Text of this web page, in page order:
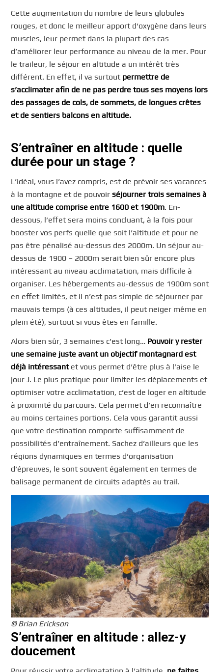
Cette augmentation du nombre de leurs globules
rouges, et donc le meilleur apport d’oxygène dans leurs
muscles, leur permet dans la plupart des cas
d’améliorer leur performance au niveau de la mer. Pour
le traileur, le séjour en altitude a un intérêt très
différent. En effet, il va surtout permettre de
s’acclimater afin de ne pas perdre tous ses moyens lors
des passages de cols, de sommets, de longues crêtes
et de sentiers balcons en altitude.
S’entraîner en altitude : quelle
durée pour un stage ?
L’idéal, vous l’avez compris, est de prévoir ses vacances
à la montagne et de pouvoirséjourner trois semaines à
une altitude comprise entre 1600 et 1900m. En-
dessous, l’effet sera moins concluant, à la fois pour
booster vos perfs quelle que soit l’altitude et pour ne
pas être pénalisé au-dessus des 2000m. Un séjour au-
dessus de 1900 – 2000m serait bien sûr encore plus
intéressant au niveau acclimatation, mais difficile à
organiser. Les hébergements au-dessus de 1900m sont
en effet limités, et il n’est pas simple de séjourner par
mauvais temps (à ces altitudes, il peut neiger même en
plein été), surtout si vous êtes en famille.
Alors bien sûr, 3 semaines c’est long… Pouvoir y rester
une semaine juste avant un objectif montagnard est
déjà intéressantet vous permet d’être plus à l’aise le
jour J. Le plus pratique pour limiter les déplacements et
optimiser votre acclimatation, c’est de loger en altitude
à proximité du parcours. Cela permet d’en reconnaître
au moins certaines portions. Cela vous garantit aussi
que votre destination comporte suffisamment de
possibilités d’entraînement. Sachez d’ailleurs que les
régions dynamiques en termes d’organisation
d’épreuves, le sont souvent également en termes de
balisage permanent de circuits adaptés au trail.
© Brian Erickson
S’entraîner en altitude : allez-y
doucement